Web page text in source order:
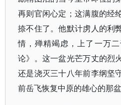
再则官闲心定；这满腹的经
捺不住了。他默计虏人的利
情，殚精竭虑，上了一万
论》。这一盆光芒万丈的烈
还是浇灭三十八年前李纲坚
前岳飞恢复中原的雄心的那